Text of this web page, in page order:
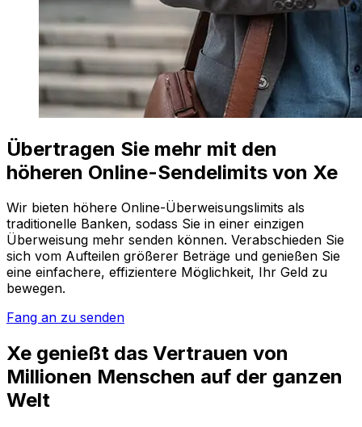
Übertragen Sie mehr mit den
höheren Online-Sendelimits von Xe
Wir bieten höhere Online-Überweisungslimits als
traditionelle Banken, sodass Sie in einer einzigen
Überweisung mehr senden können. Verabschieden Sie
sich vom Aufteilen größerer Beträge und genießen Sie
eine einfachere, effizientere Möglichkeit, Ihr Geld zu
bewegen.
Fang an zu senden
Xe genießt das Vertrauen von
Millionen Menschen auf der ganzen
Welt